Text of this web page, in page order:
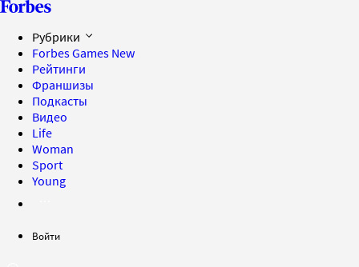
Рубрики
Forbes Games New
Рейтинги
Франшизы
Подкасты
Видео
Life
Woman
Sport
Young
Войти